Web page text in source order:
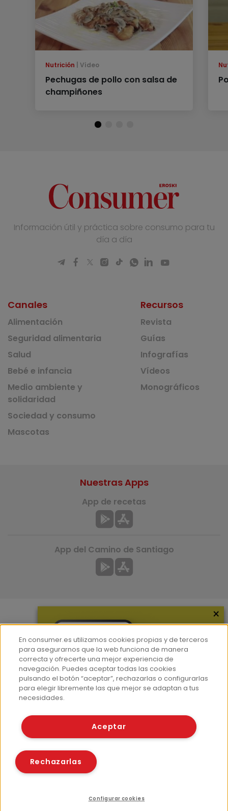
Nutrición Vídeo
Pechugas de pollo con salsa de
champiñones
Información útil y práctica sobre consumo para tu
día a día
Canales
Alimentación
Seguridad alimentaria
Salud
Bebé e infancia
Medio ambiente y
solidaridad
Sociedad y consumo
Mascotas
Recursos
Revista
Guías
Infografías
Vídeos
Monográficos
Más información
¿Quiénes somos?
Hemeroteca
Contacto
Prensa
Nuestras Apps
App de recetas
App del Camino de Santiago
© Fundación EROSKI
Políticas de cookies
×
En consumer.es utilizamos cookies propias y de terceros
para asegurarnos que la web funciona de manera
correcta y ofrecerte una mejor experiencia de
navegación. Puedes aceptar todas las cookies
pulsando el botón “aceptar”, rechazarlas o configurarlas
para elegir libremente las que mejor se adaptan a tus
necesidades.
Aceptar
Rechazarlas
Configurar cookies